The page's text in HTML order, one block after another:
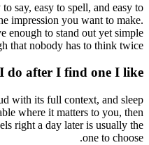
say, easy to spell, and easy to
impression you want to make.
enough to stand out yet simple
that nobody has to think twice.
do after I find one I like?
with its full context, and sleep
where it matters to you, then
right a day later is usually the
one to choose.